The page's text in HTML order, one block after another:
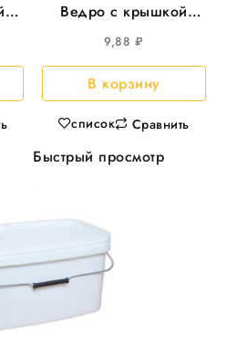
Ведро с крышкой
500мл круглое d-=112
100шт/кор
9,88 ₽
В корзину
список Сравнить
Быстрый просмотр